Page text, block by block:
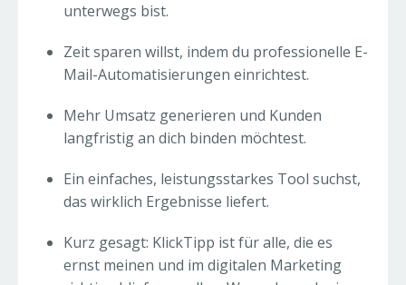
unterwegs bist.
Zeit sparen willst, indem du professionelle E-
Mail-Automatisierungen einrichtest.
Mehr Umsatz generieren und Kunden
langfristig an dich binden möchtest.
Ein einfaches, leistungsstarkes Tool suchst,
das wirklich Ergebnisse liefert.
Kurz gesagt: KlickTipp ist für alle, die es
ernst meinen und im digitalen Marketing